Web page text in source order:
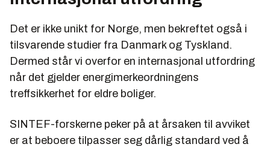
Det er ikke unikt for Norge, men bekreftet også i
tilsvarende studier fra Danmark og Tyskland.
Dermed står vi overfor en internasjonal utfordring
når det gjelder energimerkeordningens
treffsikkerhet for eldre boliger.
SINTEF-forskerne peker på at årsaken til avviket
er at beboere tilpasser seg dårlig standard ved å